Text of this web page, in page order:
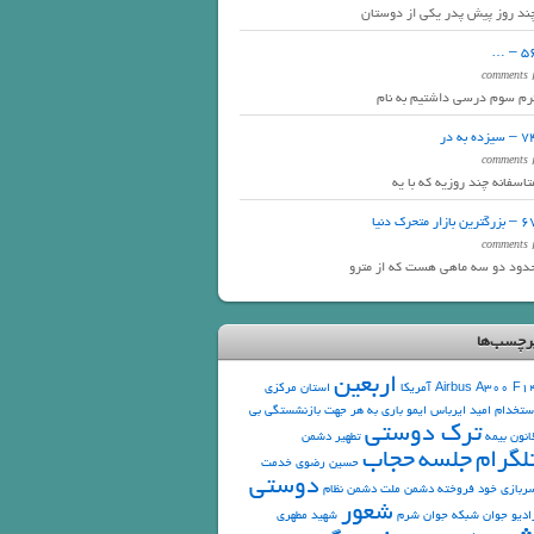
روز پیش پدر یکی از دوستان
56
2
سوم درسی داشتیم به نام
به در
2
چند روزیه که با یه
بازار متحرک دنیا
2
دو سه ماهی هست که از مترو
Airbus A300آمریکا اربعین استان مرکزی
امید ایرباس ایموباری به هر جهتبازنشستگیبی
بیمهترک دوستیتطهیر دشمن
جلسهحجابحسین رضویخدمت
خود فروختهدشمن ملتدشمن نظام دوستی
جوانشبکه جوانشرم شعورشهید مطهری